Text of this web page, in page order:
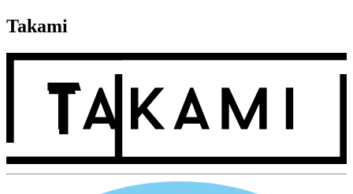
Takami